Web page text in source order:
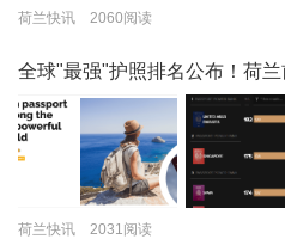
荷兰快讯 2060阅读
全球"最强"护照排名公布！荷
荷兰快讯 2031阅读